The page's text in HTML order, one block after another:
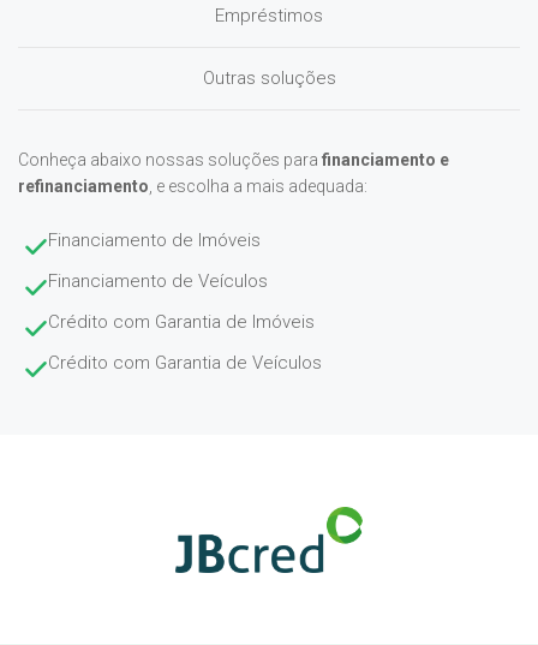
Empréstimos
Outras soluções
Conheça abaixo nossas soluções para financiamento e
refinanciamento , e escolha a mais adequada:
Financiamento de Imóveis
Financiamento de Veículos
Crédito com Garantia de Imóveis
Crédito com Garantia de Veículos